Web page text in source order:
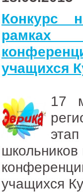
Конкурс
рамках
учащихся
17
школьников
учащихся